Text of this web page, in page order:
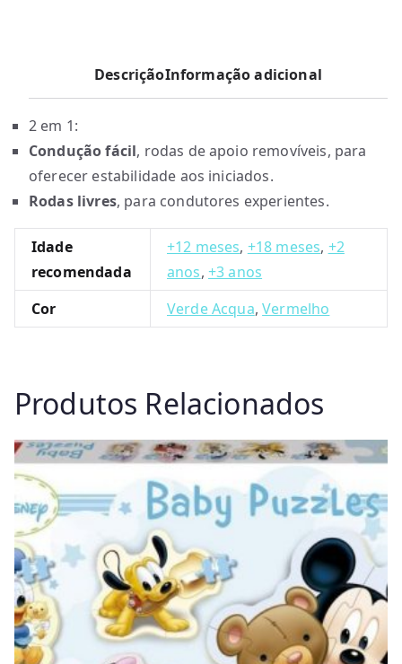
DescriçãoInformação adicional
2 em 1:
Condução fácil, rodas de apoio removíveis, para
oferecer estabilidade aos iniciados.
Rodas livres, para condutores experientes.
Idade
recomendada
+12 meses, +18 meses, +2
anos, +3 anos
Cor
Verde Acqua,Vermelho
Produtos Relacionados